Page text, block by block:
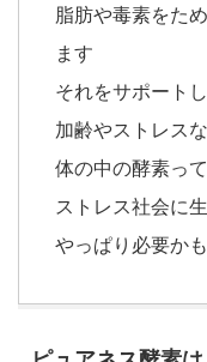
脂肪や毒素をた
ます
それをサポート
加齢やストレス
体の中の酵素っ
ストレス社会に
やっぱり必要か